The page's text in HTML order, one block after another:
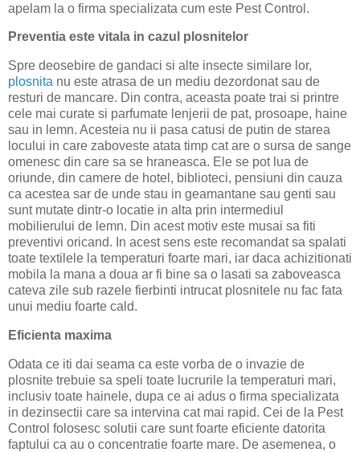
apelam la o firma specializata cum este Pest Control.
Preventia este vitala in cazul plosnitelor
Spre deosebire de gandaci si alte insecte similare lor,
plosnita nu este atrasa de un mediu dezordonat sau de
resturi de mancare. Din contra, aceasta poate trai si printre
cele mai curate si parfumate lenjerii de pat, prosoape, haine
sau in lemn. Acesteia nu ii pasa catusi de putin de starea
locului in care zaboveste atata timp cat are o sursa de sange
omenesc din care sa se hraneasca. Ele se pot lua de
oriunde, din camere de hotel, biblioteci, pensiuni din cauza
ca acestea sar de unde stau in geamantane sau genti sau
sunt mutate dintr-o locatie in alta prin intermediul
mobilierului de lemn. Din acest motiv este musai sa fiti
preventivi oricand. In acest sens este recomandat sa spalati
toate textilele la temperaturi foarte mari, iar daca achizitionati
mobila la mana a doua ar fi bine sa o lasati sa zaboveasca
cateva zile sub razele fierbinti intrucat plosnitele nu fac fata
unui mediu foarte cald.
Eficienta maxima
Odata ce iti dai seama ca este vorba de o invazie de
plosnite trebuie sa speli toate lucrurile la temperaturi mari,
inclusiv toate hainele, dupa ce ai adus o firma specializata
in dezinsectii care sa intervina cat mai rapid. Cei de la Pest
Control folosesc solutii care sunt foarte eficiente datorita
faptului ca au o concentratie foarte mare. De asemenea, o